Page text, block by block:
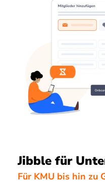
Jibble für
Für KMU bis hin zu